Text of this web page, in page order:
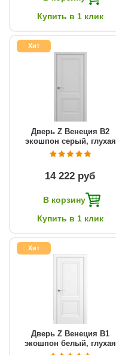
Купить в 1 клик
Хит
Дверь Z Венеция В2
экошпон серый, глухая
14 222 руб
В корзину
Купить в 1 клик
Хит
Дверь Z Венеция В1
экошпон белый, глухая